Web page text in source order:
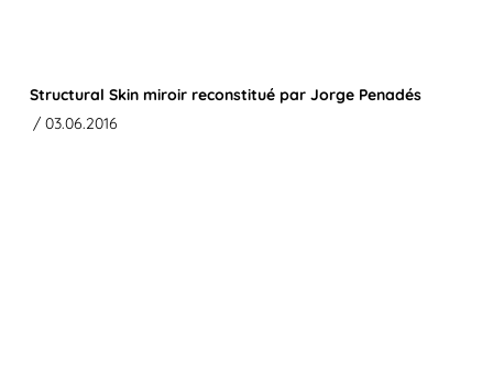
Structural Skin miroir reconstitué par Jorge Penadés
/ 03.06.2016